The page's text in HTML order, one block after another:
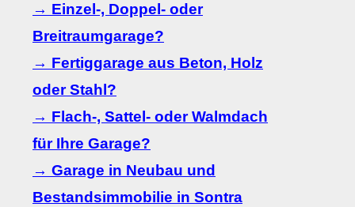
→ Einzel-, Doppel- oder
Breitraumgarage?
→ Fertiggarage aus Beton, Holz
oder Stahl?
→ Flach-, Sattel- oder Walmdach
für Ihre Garage?
→ Garage in Neubau und
Bestandsimmobilie in Sontra